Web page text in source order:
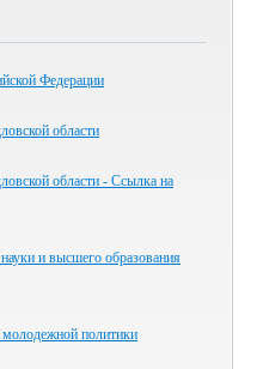
Федерации
области
области - Ссылка на
и высшего образования
политики